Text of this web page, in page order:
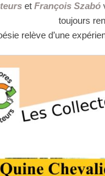
et François Szabó
toujours
relève d’une